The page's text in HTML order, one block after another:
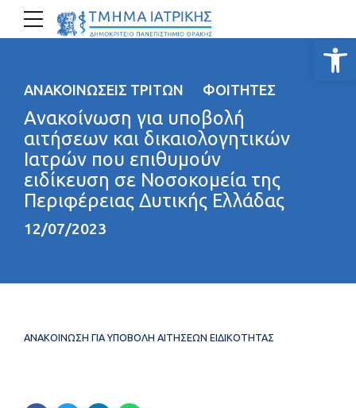
ΑΝΑΚΟΙΝΏΣΕΙΣ ΤΡΊΤΩΝ ΦΟΙΤΗΤΈΣ
Ανακοίνωση για υποβολή
αιτήσεων και δικαιολογητικών
Ιατρών που επιθυμούν
ειδίκευση σε Νοσοκομεία της
Περιφέρειας Δυτικής Ελλάδας
12/07/2023
ΑΝΑΚΟΙΝΩΣΗ ΓΙΑ ΥΠΟΒΟΛΗ ΑΙΤΗΣΕΩΝ ΕΙΔΙΚΟΤΗΤΑΣ